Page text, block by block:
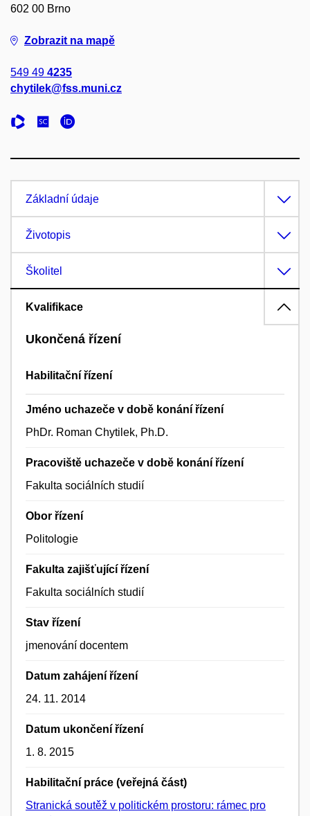
602 00 Brno
Zobrazit na mapě
549 49 4235
chytilek@fss.muni.cz
Základní údaje
Životopis
Školitel
Kvalifikace
Ukončená řízení
Habilitační řízení
Jméno uchazeče v době konání řízení
PhDr. Roman Chytilek, Ph.D.
Pracoviště uchazeče v době konání řízení
Fakulta sociálních studií
Obor řízení
Politologie
Fakulta zajišťující řízení
Fakulta sociálních studií
Stav řízení
jmenování docentem
Datum zahájení řízení
24. 11. 2014
Datum ukončení řízení
1. 8. 2015
Habilitační práce (veřejná část)
Stranická soutěž v politickém prostoru: rámec pro